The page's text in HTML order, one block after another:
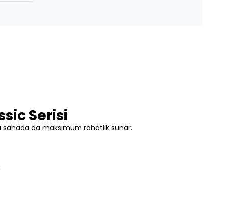
Serisi
sahada da maksimum rahatlık sunar.